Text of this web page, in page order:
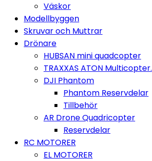
Väskor
Modellbyggen
Skruvar och Muttrar
Drönare
HUBSAN mini quadcopter
TRAXXAS ATON Multicopter.
DJI Phantom
Phantom Reservdelar
Tillbehör
AR Drone Quadricopter
Reservdelar
RC MOTORER
EL MOTORER